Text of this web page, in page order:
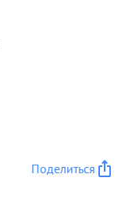
Поделиться